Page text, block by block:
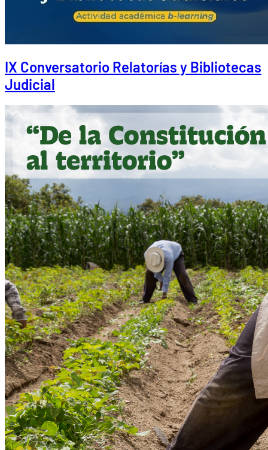
IX Conversatorio Relatorías y Bibliotecas
Judicial